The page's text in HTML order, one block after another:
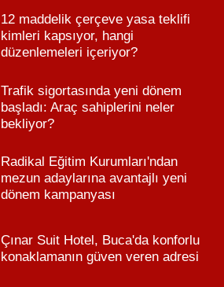
12 maddelik çerçeve yasa teklifi
kimleri kapsıyor, hangi
düzenlemeleri içeriyor?
Trafik sigortasında yeni dönem
başladı: Araç sahiplerini neler
bekliyor?
Radikal Eğitim Kurumları'ndan
mezun adaylarına avantajlı yeni
dönem kampanyası
Çınar Suit Hotel, Buca'da konforlu
konaklamanın güven veren adresi